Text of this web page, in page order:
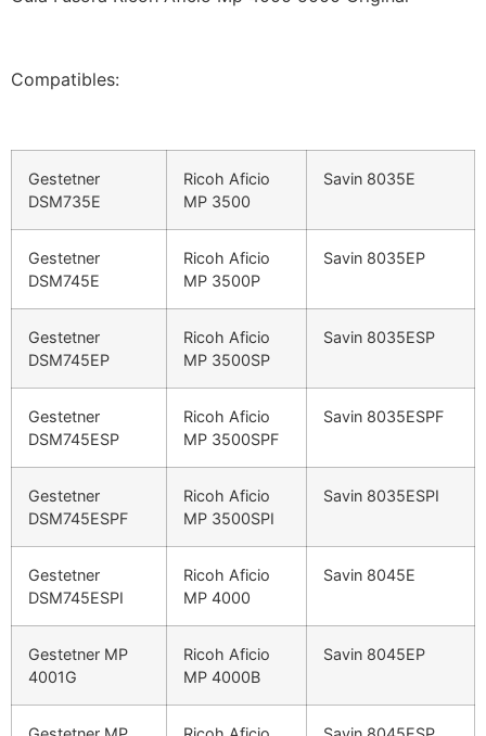
Compatibles:
Gestetner
DSM735E
Ricoh Aficio
MP 3500
Savin 8035E
Gestetner
DSM745E
Ricoh Aficio
MP 3500P
Savin 8035EP
Gestetner
DSM745EP
Ricoh Aficio
MP 3500SP
Savin 8035ESP
Gestetner
DSM745ESP
Ricoh Aficio
MP 3500SPF
Savin 8035ESPF
Gestetner
DSM745ESPF
Ricoh Aficio
MP 3500SPI
Savin 8035ESPI
Gestetner
DSM745ESPI
Ricoh Aficio
MP 4000
Savin 8045E
Gestetner MP
4001G
Ricoh Aficio
MP 4000B
Savin 8045EP